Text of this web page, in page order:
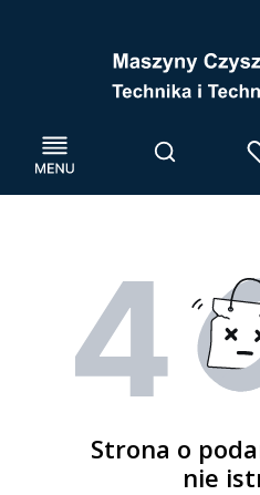
Menu Otwórz
Szukaj
Strona o
nie